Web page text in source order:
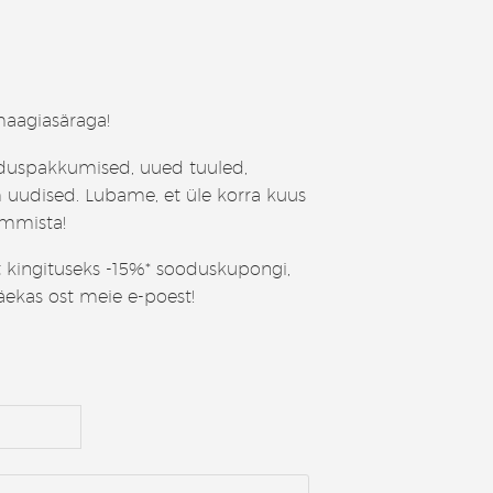
uued tuuled,
Lubame, et üle korra kuus
-15%* sooduskupongi,
ost meie e-poest!